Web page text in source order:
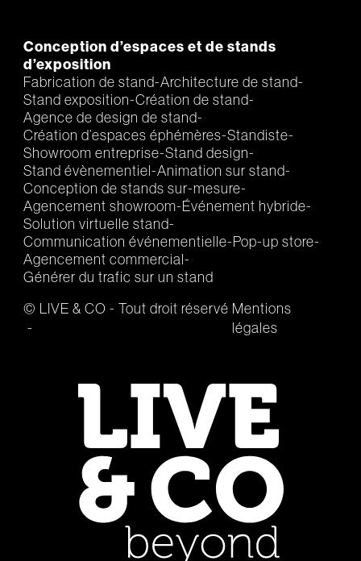
Conception d’espaces et de stands
d’exposition
Fabrication de stand Architecture de stand
Stand exposition Création de stand
Agence de design de stand
Création d’espaces éphémères Standiste
Showroom entreprise Stand design
Stand évènementiel Animation sur stand
Conception de stands sur-mesure
Agencement showroom Événement hybride
Solution virtuelle stand
Communication événementielle Pop-up store
Agencement commercial
Générer du trafic sur un stand
© LIVE & CO - Tout droit réservé Mentions
légales